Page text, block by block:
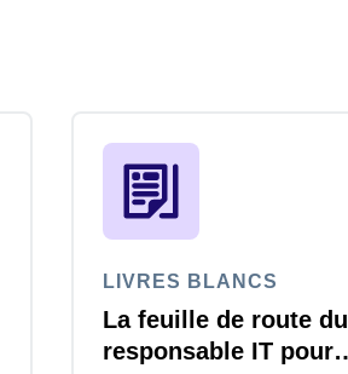
LIVRES BLANCS
La feuille de route du
responsable IT pour